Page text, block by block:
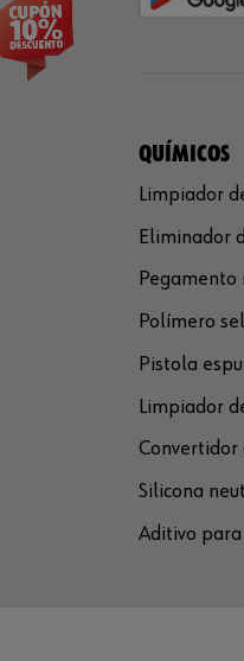
QUÍMICOS
Limpiador
Eliminador
Pegamento
Polímero
Pistola
Limpiador
Convertidor
Silicona
Aditivo